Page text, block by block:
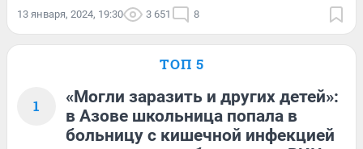
13 января, 2024, 19:30 3 651 8
ТОП 5
1
«Могли заразить и других детей»:
в Азове школьница попала в
больницу с кишечной инфекцией